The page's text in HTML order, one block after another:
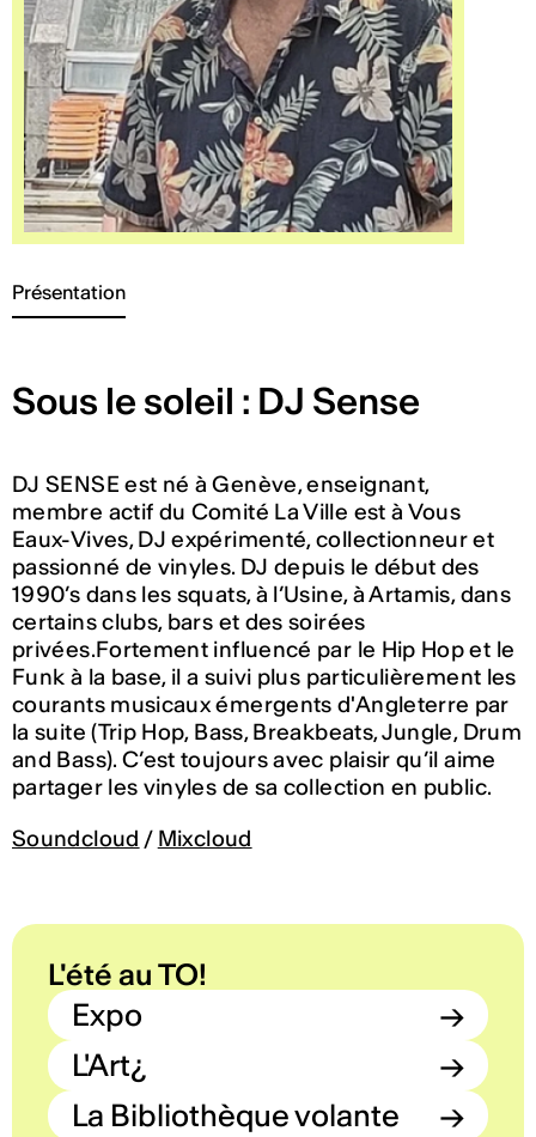
Présentation
Sous le soleil : DJ Sense
DJ SENSE est né à Genève, enseignant,
membre actif du Comité La Ville est à Vous
Eaux-Vives, DJ expérimenté, collectionneur et
passionné de vinyles. DJ depuis le début des
1990’s dans les squats, à l’Usine, à Artamis, dans
certains clubs, bars et des soirées
privées.Fortement influencé par le Hip Hop et le
Funk à la base, il a suivi plus particulièrement les
courants musicaux émergents d'Angleterre par
la suite (Trip Hop, Bass, Breakbeats, Jungle, Drum
and Bass). C’est toujours avec plaisir qu’il aime
partager les vinyles de sa collection en public.
Soundcloud / Mixcloud
L'été au TO!
Expo
→
L'Art¿
→
La Bibliothèque volante
→